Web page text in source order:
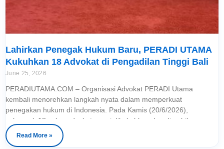
Lahirkan Penegak Hukum Baru, PERADI UTAMA
Kukuhkan 18 Advokat di Pengadilan Tinggi Bali
June 25, 2026
PERADIUTAMA.COM – Organisasi Advokat PERADI Utama
kembali menorehkan langkah nyata dalam memperkuat
penegakan hukum di Indonesia. Pada Kamis (20/6/2026),
sebanyak 18 calon advokat resmi dikukuhkan dan diambil
sumpahnya dalam sidang terbuka yang digelar di Pengadilan
Tinggi Bali Prosesi pengambilan sumpah berlangsung dengan
Read More »